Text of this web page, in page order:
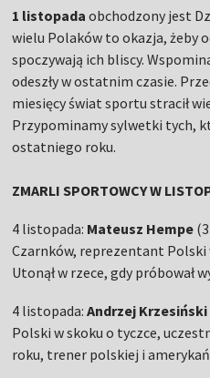
1 listopada obchodzony jest
wielu Polaków to okazja, żeby
spoczywają ich bliscy.
odeszły w ostatnim czasie.
miesięcy świat sportu stracił
Przypominamy sylwetki tych,
ostatniego roku.
ZMARLI SPORTOWCY W
4 listopada: Mateusz Hempe
Czarnków, reprezentant Polski
Utonął w rzece, gdy próbował
4 listopada:Andrzej Krzesiński
Polski w skoku o tyczce,
roku, trener polskiej i